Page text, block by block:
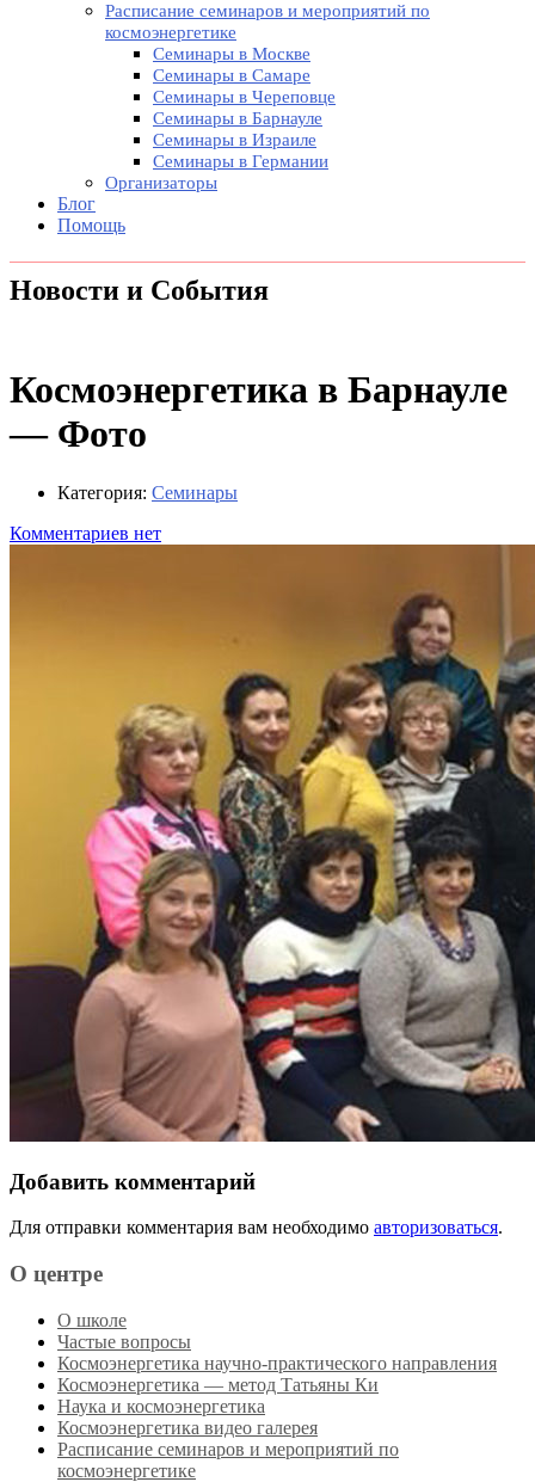
Расписание семинаров и мероприятий по
космоэнергетике
Семинары в Москве
Семинары в Самаре
Семинары в Череповце
Семинары в Барнауле
Семинары в Израиле
Семинары в Германии
Организаторы
Блог
Помощь
Новости и События
Космоэнергетика в Барнауле
— Фото
Категория: Семинары
Комментариев нет
Добавить комментарий
Для отправки комментария вам необходимо авторизоваться.
О центре
О школе
Частые вопросы
Космоэнергетика научно-практического направления
Космоэнергетика — метод Татьяны Ки
Наука и космоэнергетика
Космоэнергетика видео галерея
Расписание семинаров и мероприятий по
космоэнергетике